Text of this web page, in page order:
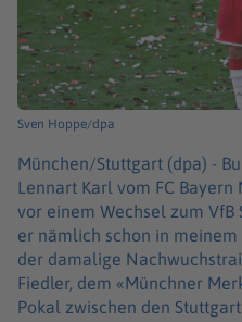
Sven Hoppe/dpa
München/Stuttgart (dpa) -
Lennart Karl vom FC
vor einem Wechsel zum VfB
er nämlich schon in meinem
der damalige
Fiedler, dem «Münchner
Pokal zwischen den